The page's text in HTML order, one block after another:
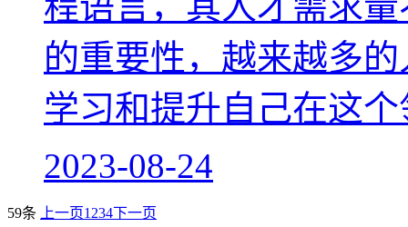
的重要性，越来越多
学习和提升自己在这
2023-08-24
59条 上一页1 234下一页